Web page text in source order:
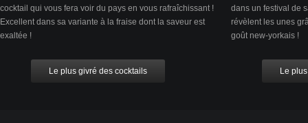
cocktail qui vous fera voir du pays en vous rafraîchissant !
Excellent dans sa variante à la fraise dont la saveur est
exaltée !
Le plus givré des cocktails
dans un festival de
révèlent les unes
goût new-yorkais !
Le